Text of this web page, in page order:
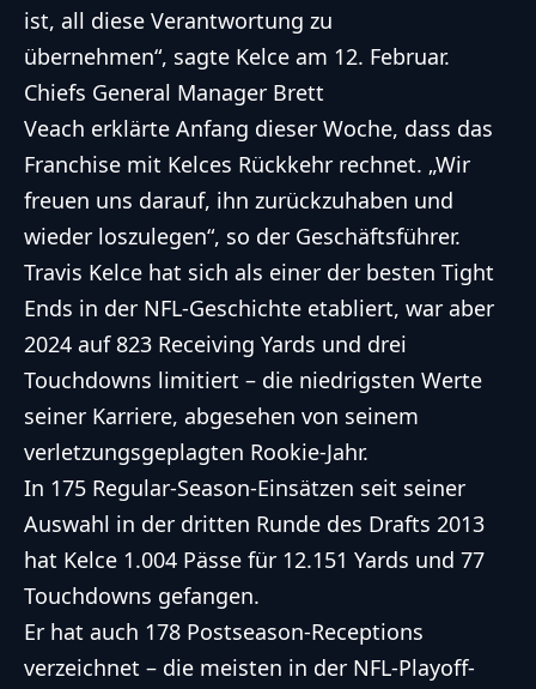
ist, all diese Verantwortung zu
übernehmen“, sagte Kelce am 12. Februar.
Chiefs General Manager Brett
Veach erklärte Anfang dieser Woche, dass das
Franchise mit Kelces Rückkehr rechnet. „Wir
freuen uns darauf, ihn zurückzuhaben und
wieder loszulegen“, so der Geschäftsführer.
Travis Kelce hat sich als einer der besten Tight
Ends in der NFL-Geschichte etabliert, war aber
2024 auf 823 Receiving Yards und drei
Touchdowns limitiert – die niedrigsten Werte
seiner Karriere, abgesehen von seinem
verletzungsgeplagten Rookie-Jahr.
In 175 Regular-Season-Einsätzen seit seiner
Auswahl in der dritten Runde des Drafts 2013
hat Kelce 1.004 Pässe für 12.151 Yards und 77
Touchdowns gefangen.
Er hat auch 178 Postseason-Receptions
verzeichnet – die meisten in der NFL-Playoff-